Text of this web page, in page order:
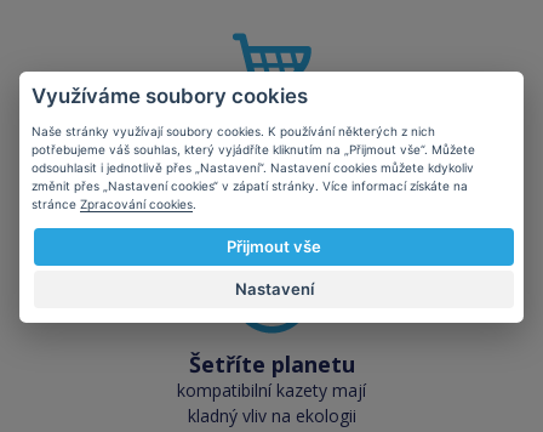
Skladem téměř vše
přes 50 000 skladových
zásob pro okamžitý odběr
Šetříte planetu
kompatibilní kazety mají
kladný vliv na ekologii
Využíváme soubory cookies
Naše stránky využívají soubory cookies. K používání některých z nich
potřebujeme váš souhlas, který vyjádříte kliknutím na „Přijmout vše“. Můžete
odsouhlasit i jednotlivě přes „Nastavení“. Nastavení cookies můžete kdykoliv
změnit přes „Nastavení cookies“ v zápatí stránky. Více informací získáte na
stránce Zpracování cookies
Přijmout vše
Nastavení